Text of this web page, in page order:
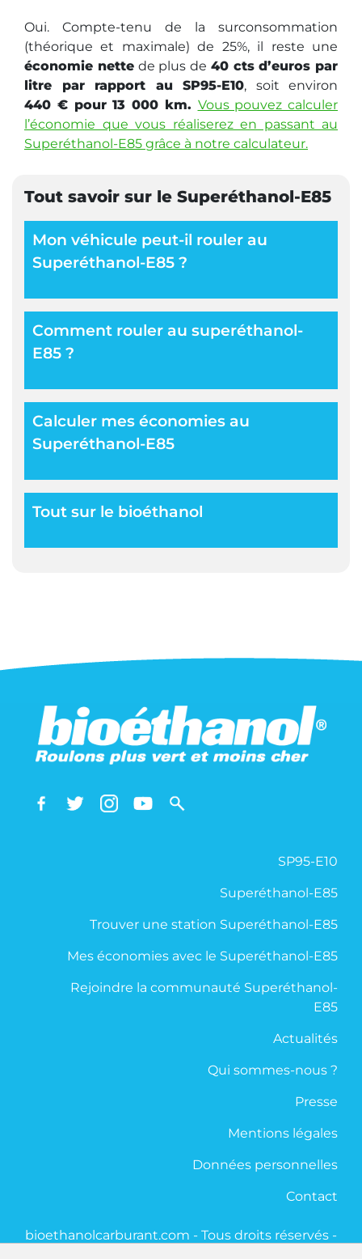
Oui. Compte-tenu de la surconsommation
(théorique et maximale) de 25%, il reste une
économie nettede plus de 40 cts d’euros par
litre par rapport au SP95-E10, soit environ
440 € pour 13 000 km. Vous pouvez calculer
l’économie que vous réaliserez en passant au
Superéthanol-E85 grâce à notre calculateur.
Tout savoir sur le Superéthanol-E85
Mon véhicule peut-il rouler au
Superéthanol-E85 ?
Comment rouler au superéthanol-
E85 ?
Calculer mes économies au
Superéthanol-E85
Tout sur le bioéthanol
SP95-E10
Superéthanol-E85
Trouver une station Superéthanol-E85
Mes économies avec le Superéthanol-E85
Rejoindre la communauté Superéthanol-
E85
Actualités
Qui sommes-nous ?
Presse
Mentions légales
Données personnelles
Contact
bioethanolcarburant.com - Tous droits réservés -